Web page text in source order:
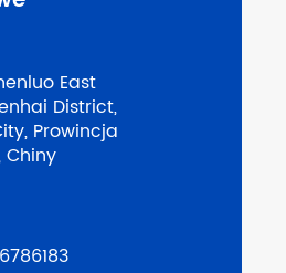
East
District,
Prowincja
Chiny